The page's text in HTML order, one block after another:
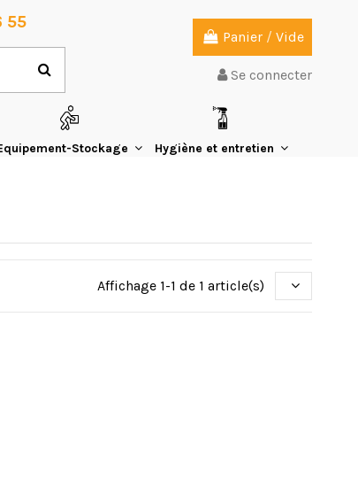
55
Panier / Vide
Se connecter
Stockage Hygiène et entretien
Affichage 1-1 de 1 article(s)